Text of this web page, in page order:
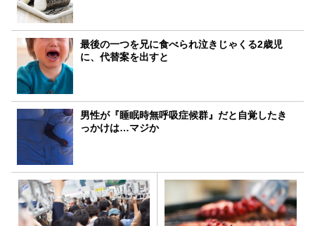
最後の一つを兄に食べられ泣きじゃくる2歳児
に、代替案を出すと
男性が『睡眠時無呼吸症候群』だと自覚したき
っかけは…マジか